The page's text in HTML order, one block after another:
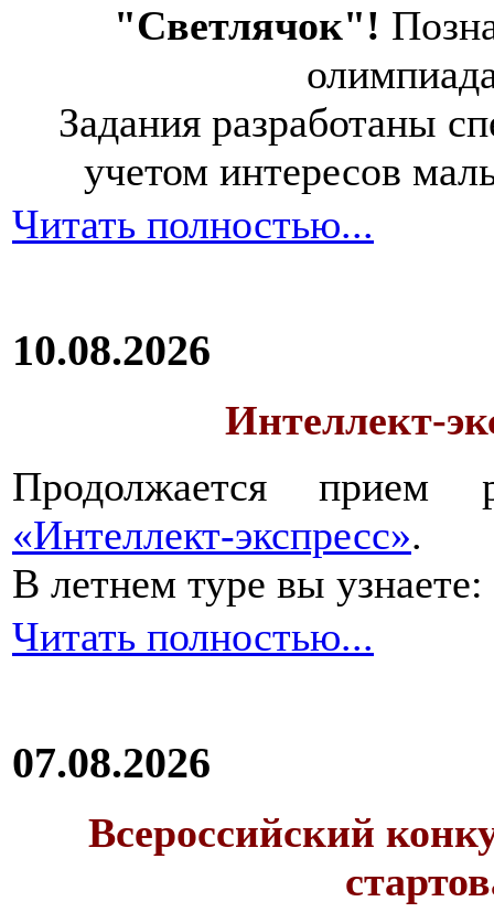
"Светлячок"!
Задания разработаны
учетом интересов
Читать полностью...
10.08.2026
Интеллект-
Продолжается прием
«Интеллект-экспресс».
В летнем туре вы узнаете:
Читать полностью...
07.08.2026
Всероссийский